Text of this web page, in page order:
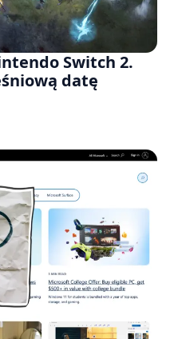
Switch 2.
datę